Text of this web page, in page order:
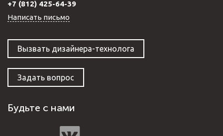
+7 (812) 425-64-39
Написать письмо
Вызвать дизайнера-технолога
Задать вопрос
Будьте с нами